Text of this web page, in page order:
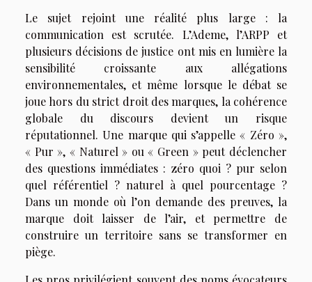
Le sujet rejoint une réalité plus large : la
communication est scrutée. L’Ademe, l’ARPP et
plusieurs décisions de justice ont mis en lumière la
sensibilité croissante aux allégations
environnementales, et même lorsque le débat se
joue hors du strict droit des marques, la cohérence
globale du discours devient un risque
réputationnel. Une marque qui s’appelle « Zéro »,
« Pur », « Naturel » ou « Green » peut déclencher
des questions immédiates : zéro quoi ? pur selon
quel référentiel ? naturel à quel pourcentage ?
Dans un monde où l’on demande des preuves, la
marque doit laisser de l’air, et permettre de
construire un territoire sans se transformer en
piège.